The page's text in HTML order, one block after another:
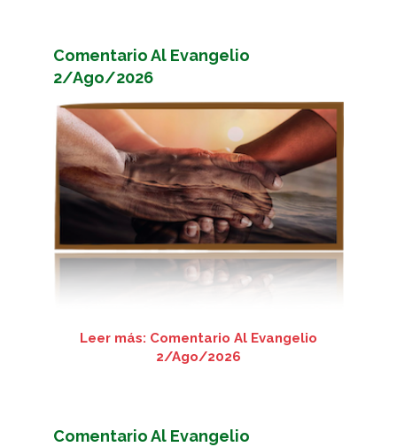
Comentario Al Evangelio
2/Ago/2026
Leer más: Comentario Al Evangelio
2/Ago/2026
Comentario Al Evangelio